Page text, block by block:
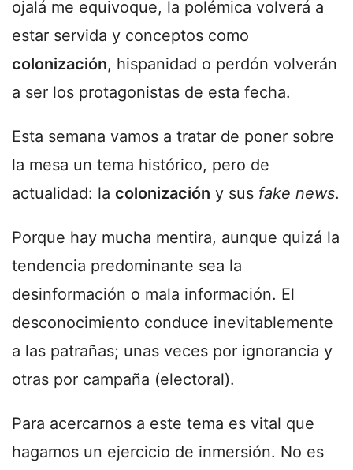
ojalá me equivoque, la polémica volverá a
estar servida y conceptos como
colonización, hispanidad o perdón volverán
a ser los protagonistas de esta fecha.
Esta semana vamos a tratar de poner sobre
la mesa un tema histórico, pero de
actualidad: la colonización y sus fake news.
Porque hay mucha mentira, aunque quizá la
tendencia predominante sea la
desinformación o mala información. El
desconocimiento conduce inevitablemente
a las patrañas; unas veces por ignorancia y
otras por campaña (electoral).
Para acercarnos a este tema es vital que
hagamos un ejercicio de inmersión. No es